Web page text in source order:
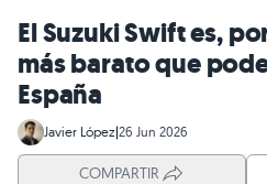
El Suzuki Swift es,
más barato que
España
Javier López|26 Jun 2026
COMPARTIR